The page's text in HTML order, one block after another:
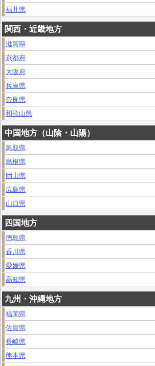
福井県
関西・近畿地方
滋賀県
京都府
大阪府
兵庫県
奈良県
和歌山県
中国地方（山陰・山陽）
鳥取県
島根県
岡山県
広島県
山口県
四国地方
徳島県
香川県
愛媛県
高知県
九州・沖縄地方
福岡県
佐賀県
長崎県
熊本県